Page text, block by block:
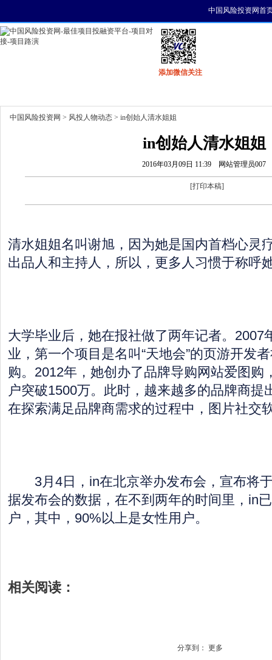
中国风险投资网首
添加微信关注
中国风险投资网 > 风投人物动态 > in创始人清水姐姐
in创始人清水姐姐
2016年03月09日 11:39 网站管理员007
[打印本稿]
清水姐姐名叫谢旭，因为她是国内首档心灵
出品人和主持人，所以，更多人习惯于称呼
大学毕业后，她在报社做了两年记者。2007
业，第一个项目是名叫“天地会”的页游开发
购。2012年，她创办了品牌导购网站爱图购
户突破1500万。此时，越来越多的品牌商提
在探索满足品牌商需求的过程中，图片社交
3月4日，in在北京举办发布会，宣布将
据发布会的数据，在不到两年的时间里，in
户，其中，90%以上是女性用户。
相关阅读：
分享到： 更多